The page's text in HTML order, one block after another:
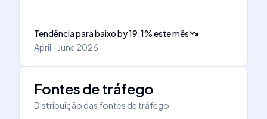
Tendência para baixoby19.1%este mês
April - June 2026
Fontes de tráfego
Distribuição das fontes de tráfego